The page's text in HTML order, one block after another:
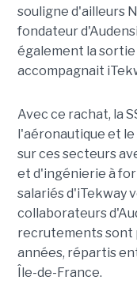
souligne d'ailleurs
fondateur
également la
accompagnait
Avec ce rachat, la
l'aéronautique et
sur ces secteurs
et d'ingénierie à
salariés d'iTekway
collaborateurs
recrutements sont
années, répartis
Île-de-France.